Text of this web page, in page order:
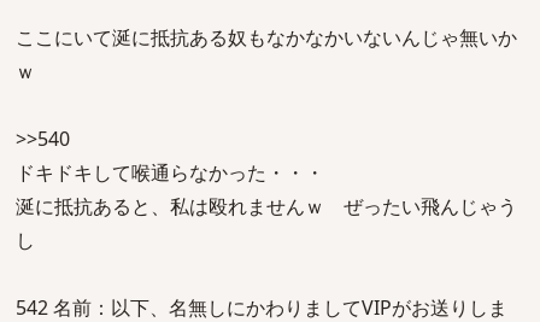
ここにいて涎に抵抗ある奴もなかなかいないんじゃ無いか
ｗ
>>540
ドキドキして喉通らなかった・・・
涎に抵抗あると、私は殴れませんｗ ぜったい飛んじゃう
し
542 名前：以下、名無しにかわりましてVIPがお送りしま